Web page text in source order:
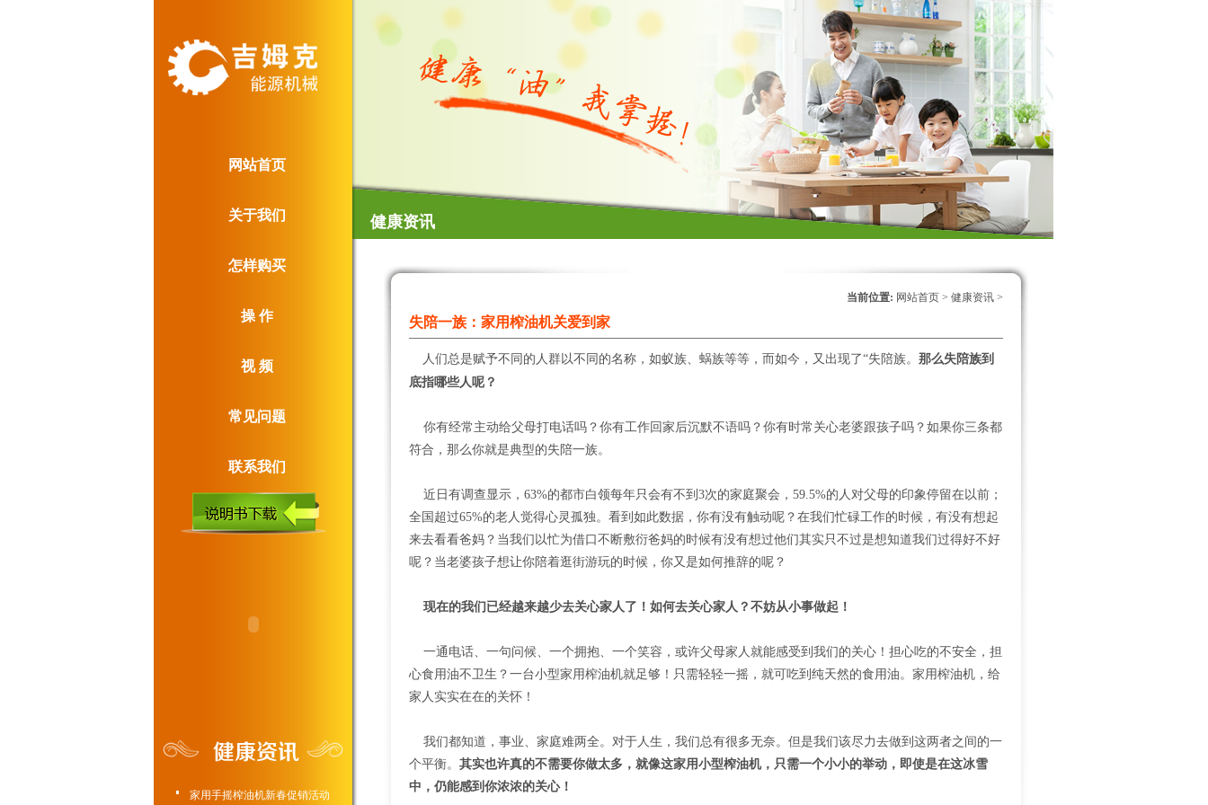
网站首页
关于我们
怎样购买
操 作
视 频
常见问题
联系我们
家用手摇榨油机新春促销活动
健康资讯
当前位置: 网站首页> 健康资讯>
失陪一族：家用榨油机关爱到家
人们总是赋予不同的人群以不同的名称，如蚁族、蜗族等等，而如今，又出现了“失陪族。 那么失陪族到
底指哪些人呢？
你有经常主动给父母打电话吗？你有工作回家后沉默不语吗？你有时常关心老婆跟孩子吗？如果你三条都
符合，那么你就是典型的失陪一族。
近日有调查显示，63%的都市白领每年只会有不到3次的家庭聚会，59.5%的人对父母的印象停留在以前；
全国超过65%的老人觉得心灵孤独。看到如此数据，你有没有触动呢？在我们忙碌工作的时候，有没有想起
来去看看爸妈？当我们以忙为借口不断敷衍爸妈的时候有没有想过他们其实只不过是想知道我们过得好不好
呢？当老婆孩子想让你陪着逛街游玩的时候，你又是如何推辞的呢？
现在的我们已经越来越少去关心家人了！如何去关心家人？不妨从小事做起！
一通电话、一句问候、一个拥抱、一个笑容，或许父母家人就能感受到我们的关心！担心吃的不安全，担
心食用油不卫生？一台小型家用榨油机就足够！只需轻轻一摇，就可吃到纯天然的食用油。家用榨油机，给
家人实实在在的关怀！
我们都知道，事业、家庭难两全。对于人生，我们总有很多无奈。但是我们该尽力去做到这两者之间的一
个平衡。 其实也许真的不需要你做太多，就像这家用小型榨油机，只需一个小小的举动， 即使是在这冰雪
中，仍能感到你浓浓的关心！